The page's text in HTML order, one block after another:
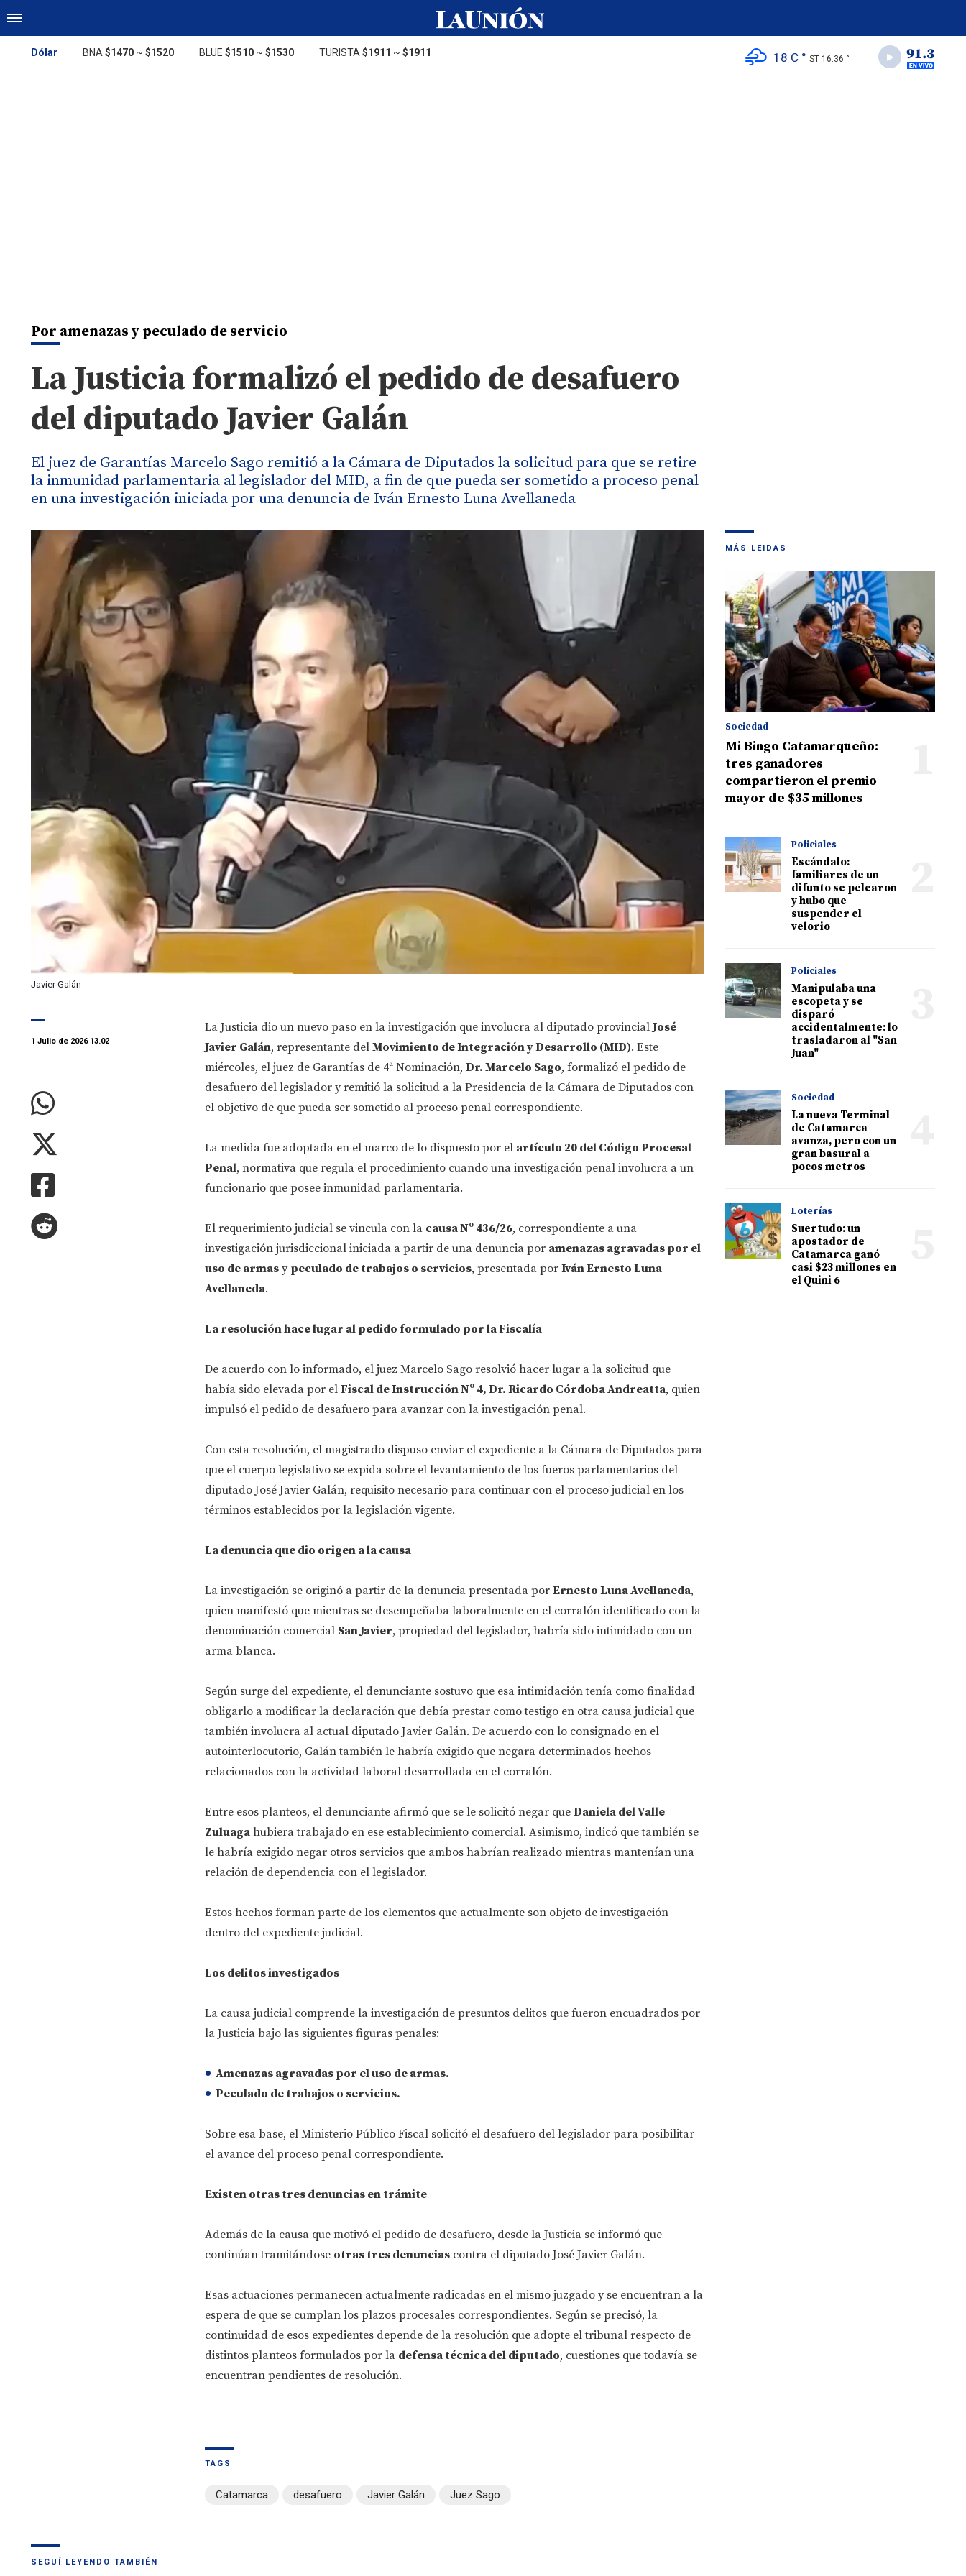
Dólar BNA $1470 ~ $1520 BLUE $1510 ~ $1530 TURISTA $1911 ~ $1911 18 C ° ST 16.36 °
Por amenazas y peculado de servicio
La Justicia formalizó el pedido de desafuero
del diputado Javier Galán
El juez de Garantías Marcelo Sago remitió a la Cámara de Diputados la solicitud para que se retire
la inmunidad parlamentaria al legislador del MID, a fin de que pueda ser sometido a proceso penal
en una investigación iniciada por una denuncia de Iván Ernesto Luna Avellaneda
Javier Galán
1 Julio de 2026 13.02
La Justicia dio un nuevo paso en la investigación que involucra al diputado provincial José
Javier Galán, representante del Movimiento de Integración y Desarrollo (MID). Este
miércoles, el juez de Garantías de 4ª Nominación, Dr. Marcelo Sago, formalizó el pedido de
desafuero del legislador y remitió la solicitud a la Presidencia de la Cámara de Diputados con
el objetivo de que pueda ser sometido al proceso penal correspondiente.
La medida fue adoptada en el marco de lo dispuesto por el artículo 20 del Código Procesal
Penal, normativa que regula el procedimiento cuando una investigación penal involucra a un
funcionario que posee inmunidad parlamentaria.
El requerimiento judicial se vincula con la causa Nº 436/26, correspondiente a una
investigación jurisdiccional iniciada a partir de una denuncia por amenazas agravadas por el
uso de armasy peculado de trabajos o servicios, presentada por Iván Ernesto Luna
Avellaneda.
La resolución hace lugar al pedido formulado por la Fiscalía
De acuerdo con lo informado, el juez Marcelo Sago resolvió hacer lugar a la solicitud que
había sido elevada por el Fiscal de Instrucción Nº 4, Dr. Ricardo Córdoba Andreatta, quien
impulsó el pedido de desafuero para avanzar con la investigación penal.
Con esta resolución, el magistrado dispuso enviar el expediente a la Cámara de Diputados para
que el cuerpo legislativo se expida sobre el levantamiento de los fueros parlamentarios del
diputado José Javier Galán, requisito necesario para continuar con el proceso judicial en los
términos establecidos por la legislación vigente.
La denuncia que dio origen a la causa
La investigación se originó a partir de la denuncia presentada por Ernesto Luna Avellaneda,
quien manifestó que mientras se desempeñaba laboralmente en el corralón identificado con la
denominación comercial San Javier, propiedad del legislador, habría sido intimidado con un
arma blanca.
Según surge del expediente, el denunciante sostuvo que esa intimidación tenía como finalidad
obligarlo a modificar la declaración que debía prestar como testigo en otra causa judicial que
también involucra al actual diputado Javier Galán. De acuerdo con lo consignado en el
autointerlocutorio, Galán también le habría exigido que negara determinados hechos
relacionados con la actividad laboral desarrollada en el corralón.
Entre esos planteos, el denunciante afirmó que se le solicitó negar que Daniela del Valle
Zuluagahubiera trabajado en ese establecimiento comercial. Asimismo, indicó que también se
le habría exigido negar otros servicios que ambos habrían realizado mientras mantenían una
relación de dependencia con el legislador.
Estos hechos forman parte de los elementos que actualmente son objeto de investigación
dentro del expediente judicial.
Los delitos investigados
La causa judicial comprende la investigación de presuntos delitos que fueron encuadrados por
la Justicia bajo las siguientes figuras penales:
Amenazas agravadas por el uso de armas.
Peculado de trabajos o servicios.
Sobre esa base, el Ministerio Público Fiscal solicitó el desafuero del legislador para posibilitar
el avance del proceso penal correspondiente.
Existen otras tres denuncias en trámite
Además de la causa que motivó el pedido de desafuero, desde la Justicia se informó que
continúan tramitándose otras tres denunciascontra el diputado José Javier Galán.
Esas actuaciones permanecen actualmente radicadas en el mismo juzgado y se encuentran a la
espera de que se cumplan los plazos procesales correspondientes. Según se precisó, la
continuidad de esos expedientes depende de la resolución que adopte el tribunal respecto de
distintos planteos formulados por la defensa técnica del diputado, cuestiones que todavía se
encuentran pendientes de resolución.
TAGS
Catamarca desafuero Javier Galán Juez Sago
MÁS LEIDAS
Sociedad
Mi Bingo Catamarqueño:
tres ganadores
compartieron el premio
mayor de $35 millones
Policiales
Escándalo:
familiares de un
difunto se pelearon
y hubo que
suspender el
velorio
Policiales
Manipulaba una
escopeta y se
disparó
accidentalmente: lo
trasladaron al "San
Juan"
Sociedad
La nueva Terminal
de Catamarca
avanza, pero con un
gran basural a
pocos metros
Loterías
Suertudo: un
apostador de
Catamarca ganó
casi $23 millones en
el Quini 6
SEGUÍ LEYENDO TAMBIÉN